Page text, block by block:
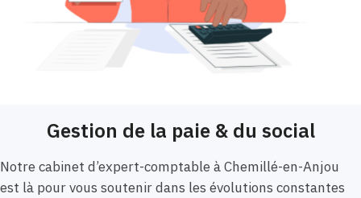
Gestion de la paie & du social
Notre cabinet d’expert-comptable à Chemillé-en-Anjou
est là pour vous soutenir dans les évolutions constantes